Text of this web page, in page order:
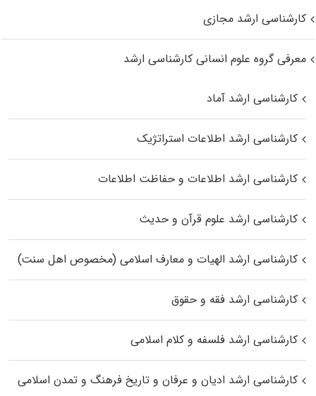
کارشناسی ارشد مجازی
معرفی گروه علوم انسانی کارشناسی ارشد
کارشناسی ارشد آماد
کارشناسی ارشد اطلاعات استراتژیک
کارشناسی ارشد اطلاعات و حفاظت اطلاعات
کارشناسی ارشد علوم قرآن و حدیث
کارشناسی ارشد الهیات و معارف اسلامی (مخصوص اهل سنت)
کارشناسی ارشد فقه و حقوق
کارشناسی ارشد فلسفه و کلام اسلامی
کارشناسی ارشد ادیان و عرفان و تاریخ فرهنگ و تمدن اسلامی